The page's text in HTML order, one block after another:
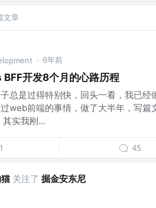
文章
· 6年前
开发8个月的心路历程
总是过得特别快，回头一看，我已
web前端的事情，做了大半年，写篇
其实我刚...
45
关注了 掘金安东尼